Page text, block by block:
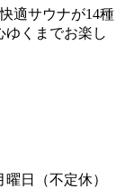
適サウナが14種
ゆくまでお楽し
日（不定休）